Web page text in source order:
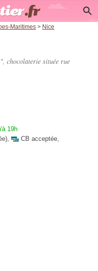
Maritimes > Nice
chocolaterie située rue
19h
, CB acceptée,